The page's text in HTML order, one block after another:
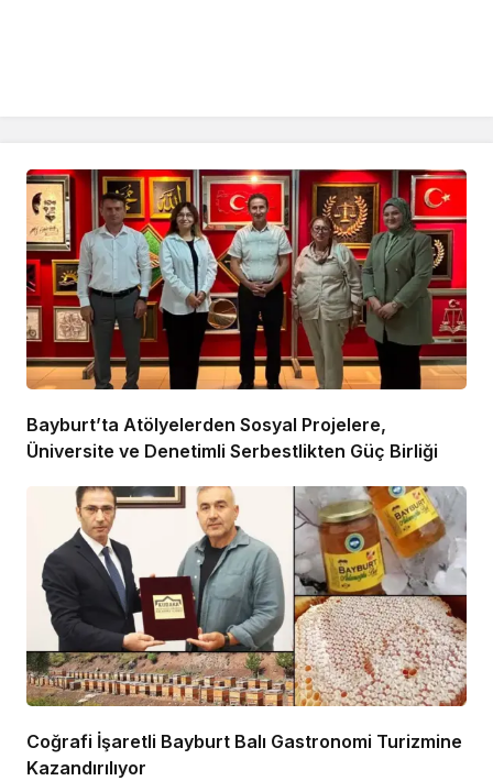
Bayburt’ta Atölyelerden Sosyal Projelere,
Üniversite ve Denetimli Serbestlikten Güç Birliği
Coğrafi İşaretli Bayburt Balı Gastronomi Turizmine
Kazandırılıyor